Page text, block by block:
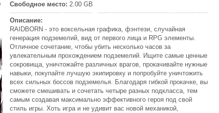
Свободное место: 2.00 GB
Описание:
RAIDBORN - это воксельная графика, фэнтези, случайная
генерация подземелий, вид от первого лица и RPG элементы.
Отличное сочетание, чтобы убить несколько часов за
увлекательным прохождением подземелий. Ищите самые ценные
сокровища, уничтожайте различных врагов, прокачивайте нужные
навыки, покупайте лучшую экипировку и попробуйте уничтожить
всех сильных боссов подземелья. Благодаря гибкой прокачке, вы
сможете смешивать и сочетать четыре разных подкласса, тем
самым создавая максимально эффективного героя под свой
стиль игры. Хоть игра и не удивит вас новой механикой,